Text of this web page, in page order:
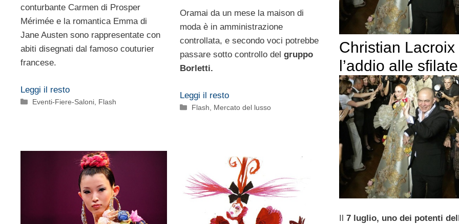
conturbante Carmen di Prosper
Mérimée e la romantica Emma di
Jane Austen sono rappresentate con
abiti disegnati dal famoso couturier
francese.
Leggi il resto
Categorie
Eventi-Fiere-Saloni Flash
Oramai da un mese la maison di
moda è in amministrazione
controllata, e secondo voci potrebbe
passare sotto controllo del gruppo
Borletti.
Leggi il resto
Categorie
Flash Mercato del lusso
Christian Lacroix
l’addio alle sfilate
7 luglio, uno dei potenti